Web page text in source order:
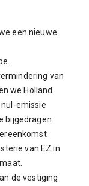
een nieuwe
van
we Holland
emissie
bijgedragen
van EZ in
de vestiging